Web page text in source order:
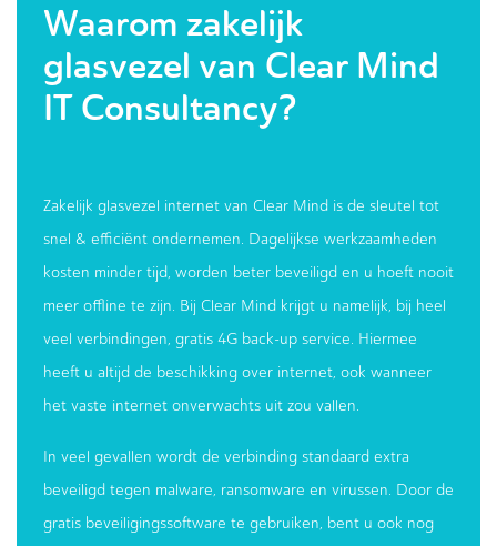
Waarom zakelijk
glasvezel van Clear Mind
IT Consultancy?
Zakelijk glasvezel internet van Clear Mind is de sleutel tot
snel & efficiënt ondernemen. Dagelijkse werkzaamheden
kosten minder tijd, worden beter beveiligd en u hoeft nooit
meer offline te zijn. Bij Clear Mind krijgt u namelijk, bij heel
veel verbindingen, gratis 4G back-up service. Hiermee
heeft u altijd de beschikking over internet, ook wanneer
het vaste internet onverwachts uit zou vallen.
In veel gevallen wordt de verbinding standaard extra
beveiligd tegen malware, ransomware en virussen. Door de
gratis beveiligingssoftware te gebruiken, bent u ook nog